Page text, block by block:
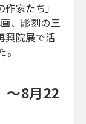
家たち」
、彫刻の三
興院展で活
～8月22